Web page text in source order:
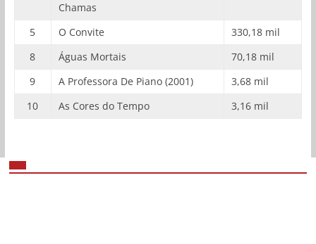
Chamas
5 O Convite
330,18 mil
8
Águas Mortais
70,18 mil
9
A Professora De Piano (2001)
3,68 mil
10
As Cores do Tempo 3,16 mil